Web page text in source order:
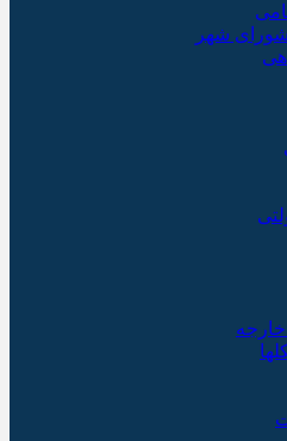
شهر